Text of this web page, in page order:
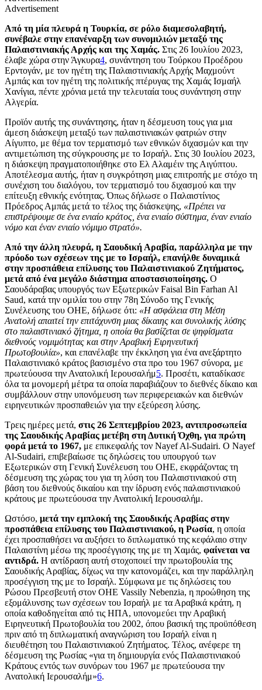
Advertisement
Από τη μία πλευρά η Τουρκία, σε ρόλο διαμεσολαβητή,
συνέβαλε στην επανέναρξη των συνομιλιών μεταξύ της
Παλαιστινιακής Αρχής και της Χαμάς. Στις 26 Ιουλίου 2023,
έλαβε χώρα στην Άγκυρα4, συνάντηση του Τούρκου Προέδρου
Ερντογάν, με τον ηγέτη της Παλαιστινιακής Αρχής Μαχμούντ
Αμπάς και τον ηγέτη της πολιτικής πτέρυγας της Χαμάς Ισμαήλ
Χανίγια, πέντε χρόνια μετά την τελευταία τους συνάντηση στην
Αλγερία.
Προϊόν αυτής της συνάντησης, ήταν η δέσμευση τους για μια
άμεση διάσκεψη μεταξύ των παλαιστινιακών φατριών στην
Αίγυπτο, με θέμα τον τερματισμό των εθνικών διχασμών και την
αντιμετώπιση της σύγκρουσης με το Ισραήλ. Στις 30 Ιουλίου 2023,
η διάσκεψη πραγματοποιήθηκε στο Ελ Αλαμέιν της Αιγύπτου.
Αποτέλεσμα αυτής, ήταν η συγκρότηση μιας επιτροπής με στόχο τη
συνέχιση του διαλόγου, τον τερματισμό του διχασμού και την
επίτευξη εθνικής ενότητας. Όπως δήλωσε ο Παλαιστίνιος
Πρόεδρος Αμπάς μετά το τέλος της διάσκεψης, «Πρέπει να
επιστρέψουμε σε ένα ενιαίο κράτος, ένα ενιαίο σύστημα, έναν ενιαίο
νόμο και έναν ενιαίο νόμιμο στρατό».
Από την άλλη πλευρά, η Σαουδική Αραβία, παράλληλα με την
πρόοδο των σχέσεων της με το Ισραήλ, επανήλθε δυναμικά
στην προσπάθεια επίλυσης του Παλαιστινιακού Ζητήματος,
μετά από ένα μεγάλο διάστημα αποστασιοποίησης. Ο
Σαουδάραβας υπουργός των Εξωτερικών Faisal Bin Farhan Al
Saud, κατά την ομιλία του στην 78η Σύνοδο της Γενικής
Συνέλευσης του ΟΗΕ, δήλωσε ότι: «Η ασφάλεια στη Μέση
Ανατολή απαιτεί την επιτάχυνση μιας δίκαιης και συνολικής λύσης
στο παλαιστινιακό ζήτημα, η οποία θα βασίζεται σε ψηφίσματα
διεθνούς νομιμότητας και στην Αραβική Ειρηνευτική
Πρωτοβουλία», και επανέλαβε την έκκληση για ένα ανεξάρτητο
Παλαιστινιακό κράτος βασισμένο στα προ του 1967 σύνορα, με
πρωτεύουσα την Ανατολική Ιερουσαλήμ5. Προσέτι, καταδίκασε
όλα τα μονομερή μέτρα τα οποία παραβιάζουν το διεθνές δίκαιο και
συμβάλλουν στην υπονόμευση των περιφερειακών και διεθνών
ειρηνευτικών προσπαθειών για την εξεύρεση λύσης.
Τρεις ημέρες μετά, στις 26 Σεπτεμβρίου 2023, αντιπροσωπεία
της Σαουδικής Αραβίας μετέβη στη Δυτική Όχθη, για πρώτη
φορά μετά το 1967, με επικεφαλής τον Nayef Al-Sudairi. Ο Nayef
Al-Sudairi, επιβεβαίωσε τις δηλώσεις του υπουργού των
Εξωτερικών στη Γενική Συνέλευση του ΟΗΕ, εκφράζοντας τη
δέσμευση της χώρας του για τη λύση του Παλαιστινιακού στη
βάση του διεθνούς δικαίου και την ίδρυση ενός παλαιστινιακού
κράτους με πρωτεύουσα την Ανατολική Ιερουσαλήμ.
Ωστόσο, μετά την εμπλοκή της Σαουδικής Αραβίας στην
προσπάθεια επίλυσης του Παλαιστινιακού, η Ρωσία, η οποία
έχει προσπαθήσει να αυξήσει το διπλωματικό της κεφάλαιο στην
Παλαιστίνη μέσω της προσέγγισης της με τη Χαμάς, φαίνεται να
αντιδρά. Η αντίδραση αυτή στοχοποιεί την πρωτοβουλία της
Σαουδικής Αραβίας, δίχως να την κατονομάζει, και την παράλληλη
προσέγγιση της με το Ισραήλ. Σύμφωνα με τις δηλώσεις του
Ρώσου Πρεσβευτή στον ΟΗΕ Vassily Nebenzia, η προώθηση της
εξομάλυνσης των σχέσεων του Ισραήλ με τα Αραβικά κράτη, η
οποία καθοδηγείται από τις ΗΠΑ, υπονομεύει την Αραβική
Ειρηνευτική Πρωτοβουλία του 2002, όπου βασική της προϋπόθεση
πριν από τη διπλωματική αναγνώριση του Ισραήλ είναι η
διευθέτηση του Παλαιστινιακού Ζητήματος. Τέλος, ανέφερε τη
δέσμευση της Ρωσίας «για τη δημιουργία ενός Παλαιστινιακού
Κράτους εντός των συνόρων του 1967 με πρωτεύουσα την
Ανατολική Ιερουσαλήμ»6.